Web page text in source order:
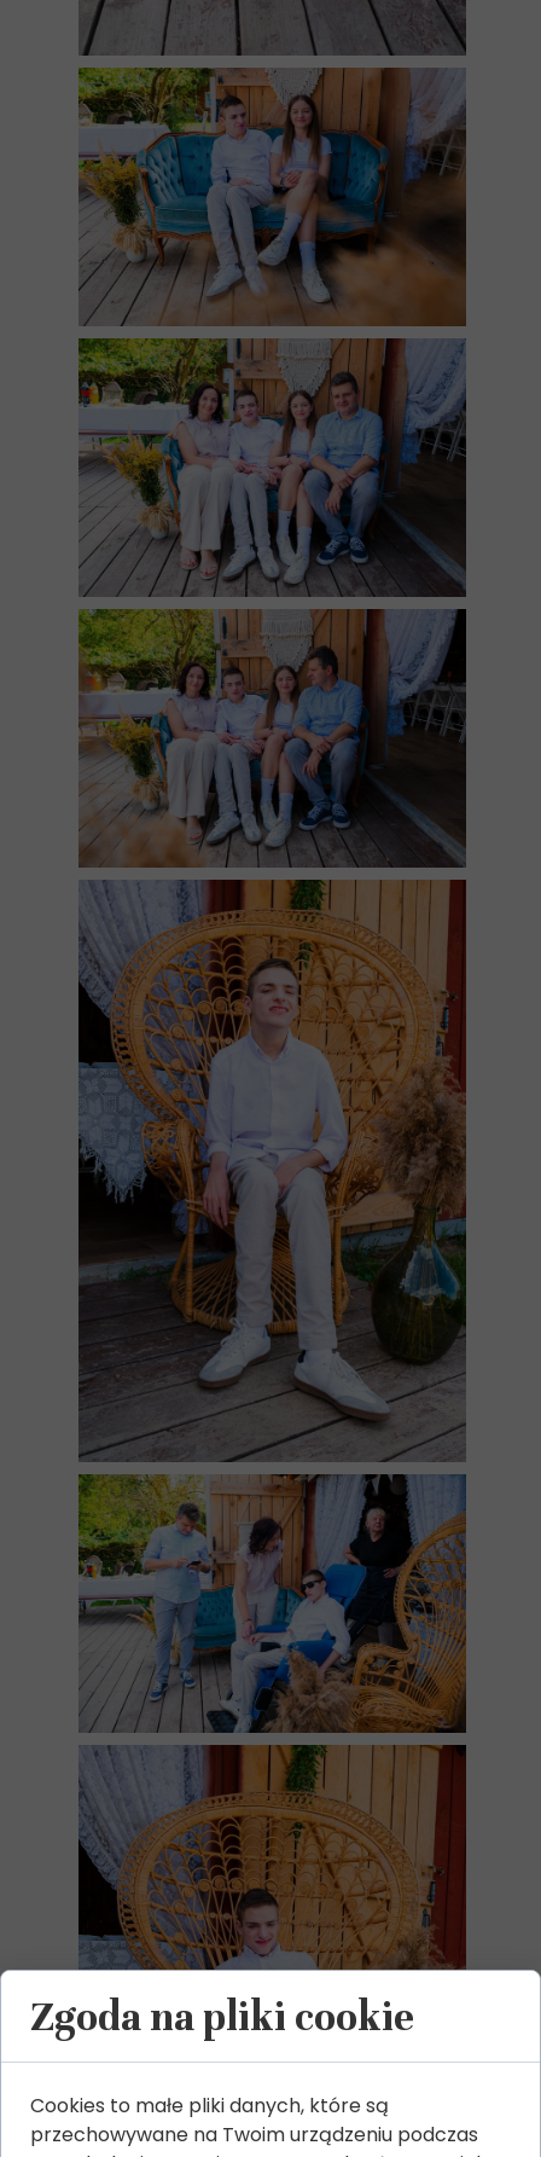
Zgoda na pliki cookie
Cookies to małe pliki danych, które są
przechowywane na Twoim urządzeniu podczas